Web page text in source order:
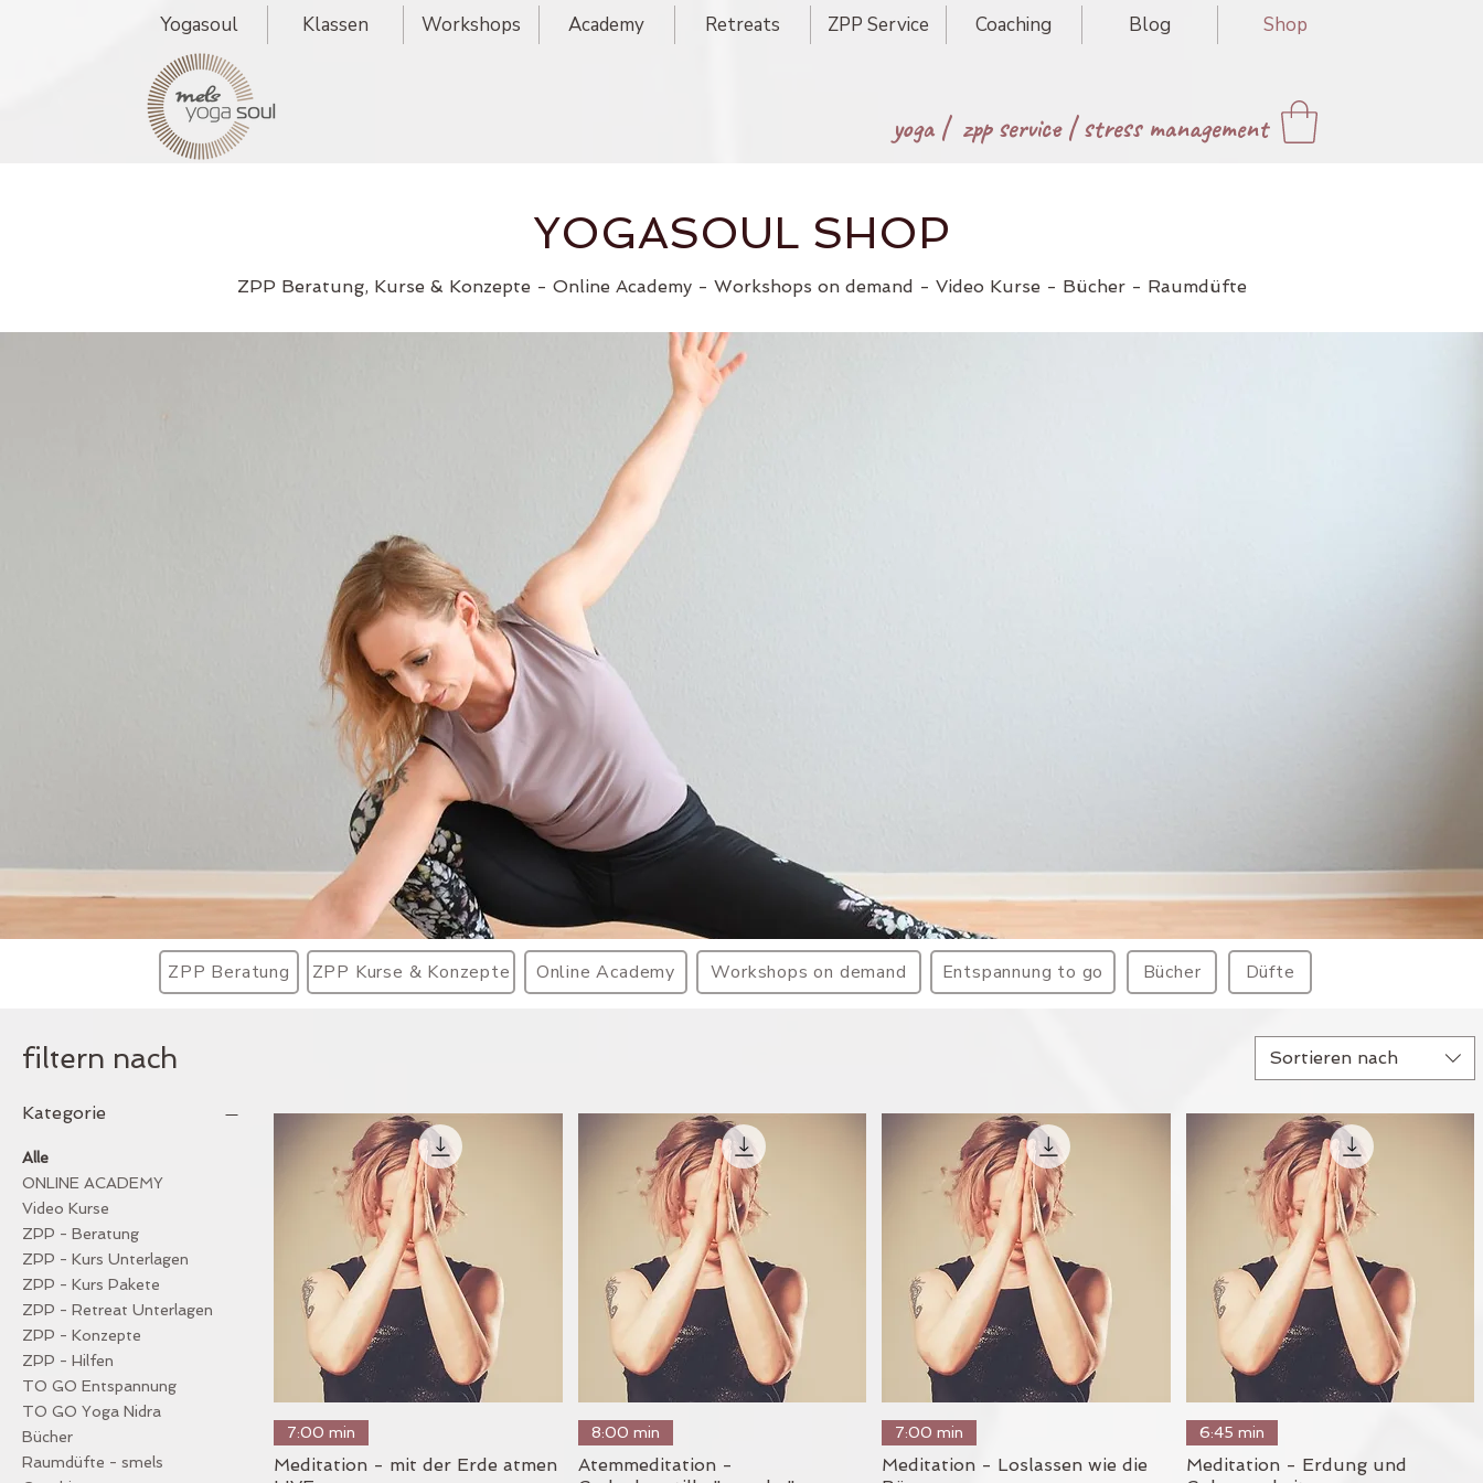
Yogasoul Klassen Workshops Academy Retreats ZPP Service Coaching Blog Shop
yoga | zpp service|stress management
YOGASOUL SHOP
ZPP Beratung, Kurse & Konzepte - Online Academy - Workshops on demand - Video Kurse - Bücher - Raumdüfte
ZPP Beratung ZPP Kurse & Konzepte Online Academy Workshops on demand Entspannung to go Bücher Düfte
filtern nach
Kategorie
Alle
ONLINE ACADEMY
Video Kurse
ZPP - Beratung
ZPP - Kurs Unterlagen
ZPP - Kurs Pakete
ZPP - Retreat Unterlagen
ZPP - Konzepte
ZPP - Hilfen
TO GO Entspannung
TO GO Yoga Nidra
Bücher
Raumdüfte - smels
Sortieren nach
7:00 min
Meditation - mit der Erde atmen
8:00 min
Atemmeditation -
7:00 min
Meditation - Loslassen wie die
6:45 min
Meditation - Erdung und